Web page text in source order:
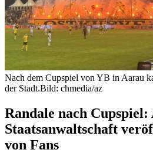
Nach dem Cupspiel von YB in Aarau
der Stadt.Bild: chmedia/az
Randale nach
Staatsanwaltschaft
von Fans